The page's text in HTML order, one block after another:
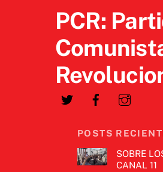
PCR:
POSTS
SOBRE
CANAL 11